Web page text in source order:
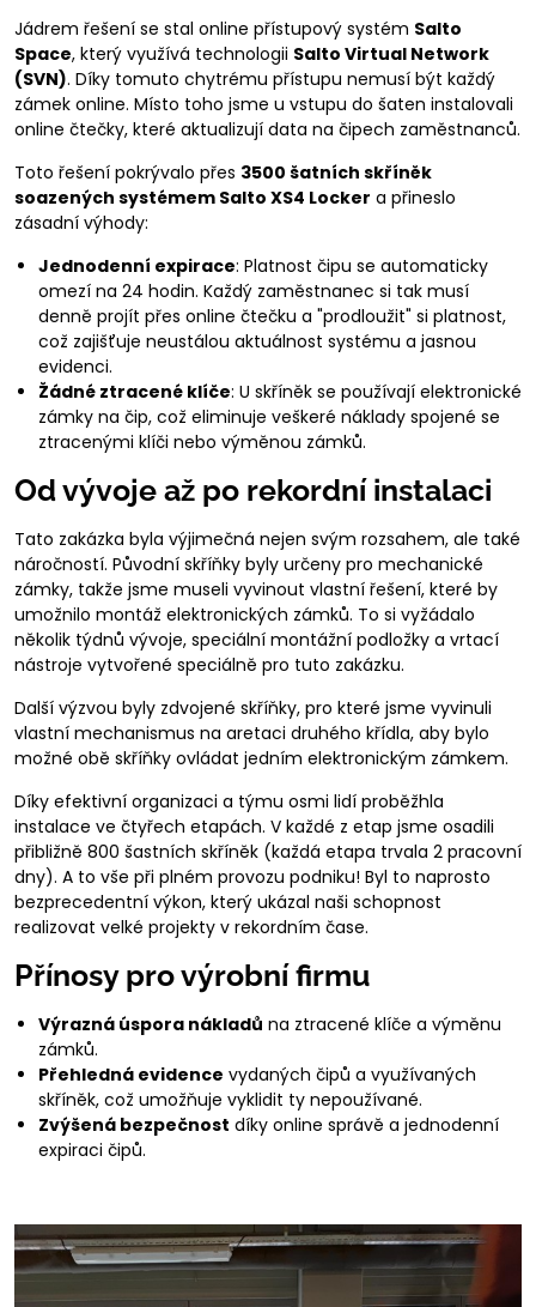
Jádrem řešení se stal online přístupový systém Salto
Space, který využívá technologii Salto Virtual Network
(SVN). Díky tomuto chytrému přístupu nemusí být každý
zámek online. Místo toho jsme u vstupu do šaten instalovali
online čtečky, které aktualizují data na čipech zaměstnanců.
Toto řešení pokrývalo přes 3500 šatních skříněk
soazených systémem Salto XS4 Locker a přineslo
zásadní výhody:
Jednodenní expirace: Platnost čipu se automaticky
omezí na 24 hodin. Každý zaměstnanec si tak musí
denně projít přes online čtečku a "prodloužit" si platnost,
což zajišťuje neustálou aktuálnost systému a jasnou
evidenci.
Žádné ztracené klíče: U skříněk se používají elektronické
zámky na čip, což eliminuje veškeré náklady spojené se
ztracenými klíči nebo výměnou zámků.
Od vývoje až po rekordní instalaci
Tato zakázka byla výjimečná nejen svým rozsahem, ale také
náročností. Původní skříňky byly určeny pro mechanické
zámky, takže jsme museli vyvinout vlastní řešení, které by
umožnilo montáž elektronických zámků. To si vyžádalo
několik týdnů vývoje, speciální montážní podložky a vrtací
nástroje vytvořené speciálně pro tuto zakázku.
Další výzvou byly zdvojené skříňky, pro které jsme vyvinuli
vlastní mechanismus na aretaci druhého křídla, aby bylo
možné obě skříňky ovládat jedním elektronickým zámkem.
Díky efektivní organizaci a týmu osmi lidí proběžhla
instalace ve čtyřech etapách. V každé z etap jsme osadili
přibližně 800 šastních skříněk (každá etapa trvala 2 pracovní
dny). A to vše při plném provozu podniku! Byl to naprosto
bezprecedentní výkon, který ukázal naši schopnost
realizovat velké projekty v rekordním čase.
Přínosy pro výrobní firmu
Výrazná úspora nákladů na ztracené klíče a výměnu
zámků.
Přehledná evidence vydaných čipů a využívaných
skříněk, což umožňuje vyklidit ty nepoužívané.
Zvýšená bezpečnost díky online správě a jednodenní
expiraci čipů.